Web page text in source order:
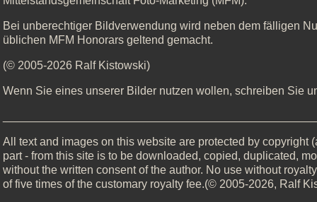
Bei unberechtiger Bildverwendung wird neben dem fälligen
üblichen MFM Honorars geltend gemacht.
(© 2005-2026 Ralf Kistowski)
Wenn Sie eines unserer Bilder nutzen wollen, schreiben Sie
All text and images on this website are protected by
part - from this site is to be downloaded, copied, duplicated,
without the written consent of the author. No use without
of five times of the customary royalty fee.(© 2005-2026, Ralf